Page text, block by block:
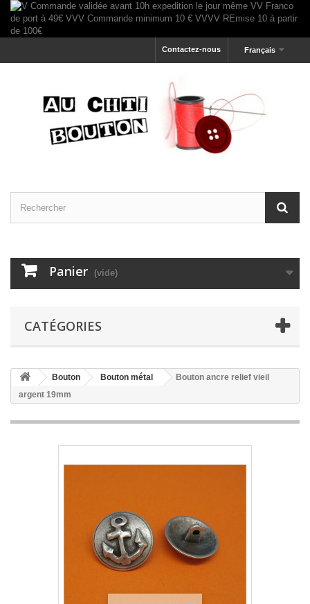
Français
Contactez-nous
Panier (vide)
CATÉGORIES
Bouton Bouton métal
Bouton ancre relief vieil
argent 19mm